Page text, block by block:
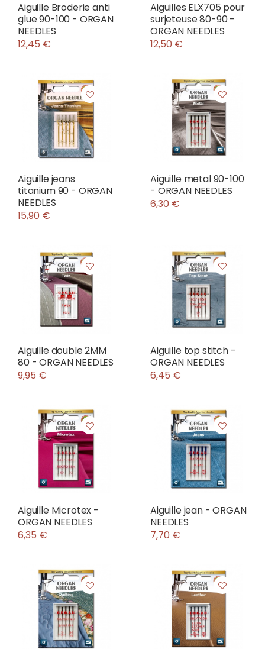
Aiguille Broderie anti
glue 90-100 - ORGAN
NEEDLES
12,45 €
Aiguilles ELX705 pour
surjeteuse 80-90 -
ORGAN NEEDLES
12,50 €
Aiguille jeans
titanium 90 - ORGAN
NEEDLES
15,90 €
Aiguille metal 90-100
- ORGAN NEEDLES
6,30 €
Aiguille double 2MM
80 - ORGAN NEEDLES
9,95 €
Aiguille top stitch -
ORGAN NEEDLES
6,45 €
Aiguille Microtex -
ORGAN NEEDLES
6,35 €
Aiguille jean - ORGAN
NEEDLES
7,70 €